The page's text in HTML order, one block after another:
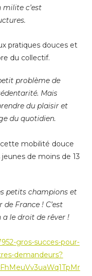
milite c’est
pratiques douces et
du collectif.
problème de
Mais
du plaisir et
du quotidien.
mobilité douce
de moins de 13
petits champions et
France ! C’est
le droit de rêver !
gros-succes-pour-
demandeurs?